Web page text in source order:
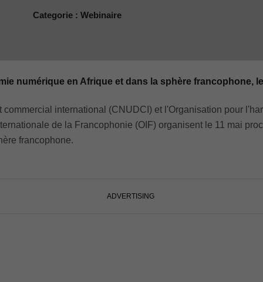
Categorie : Webinaire
numérique en Afrique et dans la sphère francophone,
international (CNUDCI) et l'Organisation pour
de la Francophonie (OIF) organisent le 11 mai
francophone.
ADVERTISING